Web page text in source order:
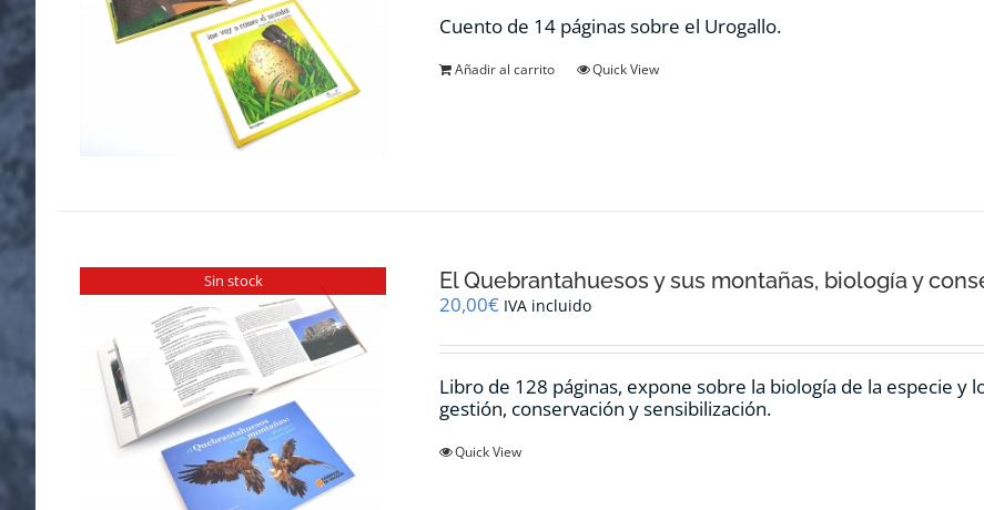
Cuento de 14 páginas sobre el Urogallo.
Añadir al carrito Quick View
Sin stock El Quebrantahuesos y sus montañas, biología y
20,00€ IVA incluido
Libro de 128 páginas, expone sobre la biología de la especie y
gestión, conservación y sensibilización.
Quick View